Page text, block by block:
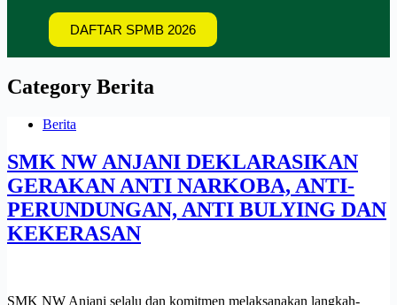
DAFTAR SPMB 2026
Category Berita
Berita
SMK NW ANJANI DEKLARASIKAN
GERAKAN ANTI NARKOBA, ANTI-
PERUNDUNGAN, ANTI BULYING DAN
KEKERASAN
SMK NW Anjani selalu dan komitmen melaksanakan langkah-